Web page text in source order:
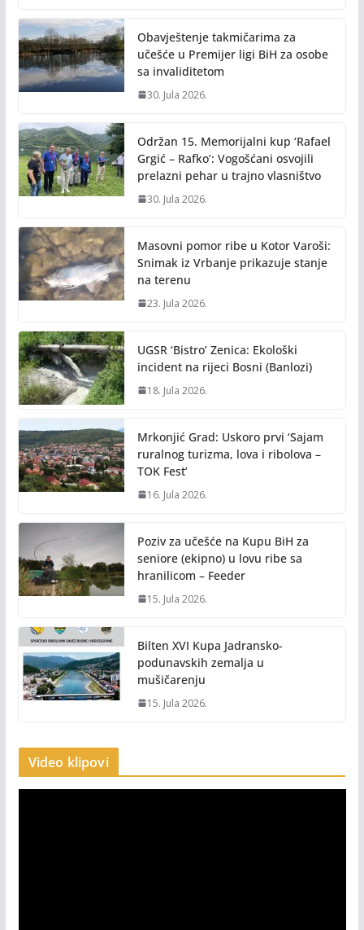
o
k
n
k
Obavještenje takmičarima za
učešće u Premijer ligi BiH za osobe
sa invaliditetom
30. Jula 2026.
Održan 15. Memorijalni kup ‘Rafael
Grgić – Rafko’: Vogošćani osvojili
prelazni pehar u trajno vlasništvo
30. Jula 2026.
Masovni pomor ribe u Kotor Varoši:
Snimak iz Vrbanje prikazuje stanje
na terenu
23. Jula 2026.
UGSR ‘Bistro’ Zenica: Ekološki
incident na rijeci Bosni (Banlozi)
18. Jula 2026.
Mrkonjić Grad: Uskoro prvi ‘Sajam
ruralnog turizma, lova i ribolova –
TOK Fest’
16. Jula 2026.
Poziv za učešće na Kupu BiH za
seniore (ekipno) u lovu ribe sa
hranilicom – Feeder
15. Jula 2026.
Bilten XVI Kupa Jadransko-
podunavskih zemalja u
mušičarenju
15. Jula 2026.
Video klipovi